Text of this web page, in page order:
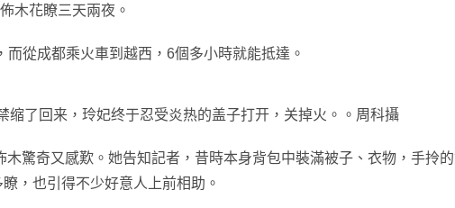
木花瞭三天兩夜。
從成都乘火車到越西，6個多小時就能抵達。
了回来，玲妃终于忍受炎热的盖子打开，关掉火。。周科攝
驚奇又感歎。她告知記者，昔時本身背包中裝滿被子、衣物，手拎
，也引得不少好意人上前相助。